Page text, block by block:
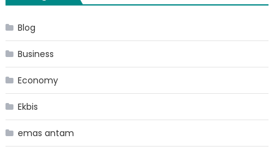
Blog
Business
Economy
Ekbis
emas antam